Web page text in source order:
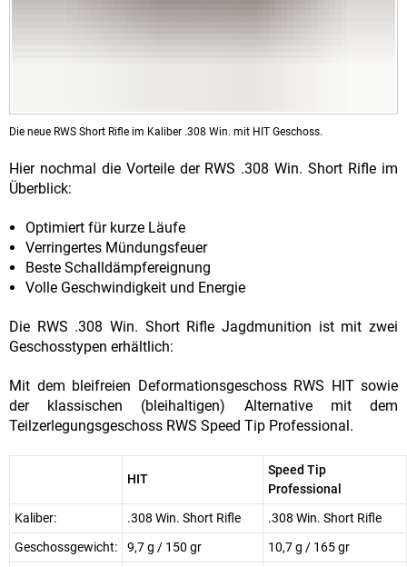
Die neue RWS Short Rifle im Kaliber .308 Win. mit HIT Geschoss.
Hier nochmal die Vorteile der RWS .308 Win. Short Rifle im
Überblick:
Optimiert für kurze Läufe
Verringertes Mündungsfeuer
Beste Schalldämpfereignung
Volle Geschwindigkeit und Energie
Die RWS .308 Win. Short Rifle Jagdmunition ist mit zwei
Geschosstypen erhältlich:
Mit dem bleifreien Deformationsgeschoss RWS HIT sowie
der klassischen (bleihaltigen) Alternative mit dem
Teilzerlegungsgeschoss RWS Speed Tip Professional.
HIT
Speed Tip
Professional
Kaliber:
.308 Win. Short Rifle
.308 Win. Short Rifle
Geschossgewicht:
9,7 g / 150 gr 10,7 g / 165 gr